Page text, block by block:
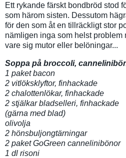
Ett rykande färskt bondbröd stod
som härom sisten. Dessutom
för den som åt en tillräckligt stor
nämligen inga som helst problem
vare sig mutor eller belöningar...
Soppa på broccoli,
1 paket bacon
2 vitlöksklyftor, finhackade
2 chalottenlökar, finhackade
2 stjälkar bladselleri, finhackade
(gärna med blad)
olivolja
2 hönsbuljongtärningar
2 paket GoGreen cannelinibönor
1 dl risoni